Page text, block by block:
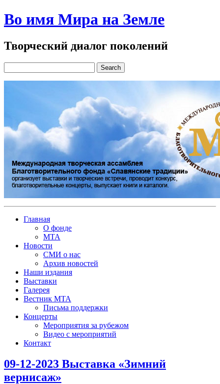
Во имя Мира на Земле
Творческий диалог поколений
Главная
О фонде
МТА
Новости
СМИ о нас
Архив новостей
Наши издания
Выставки
Галерея
Вестник МТА
Письма поддержки
Концерты
Мероприятия за рубежом
Видео с мероприятий
Контакт
09-12-2023 Выставка «Зимний
вернисаж»